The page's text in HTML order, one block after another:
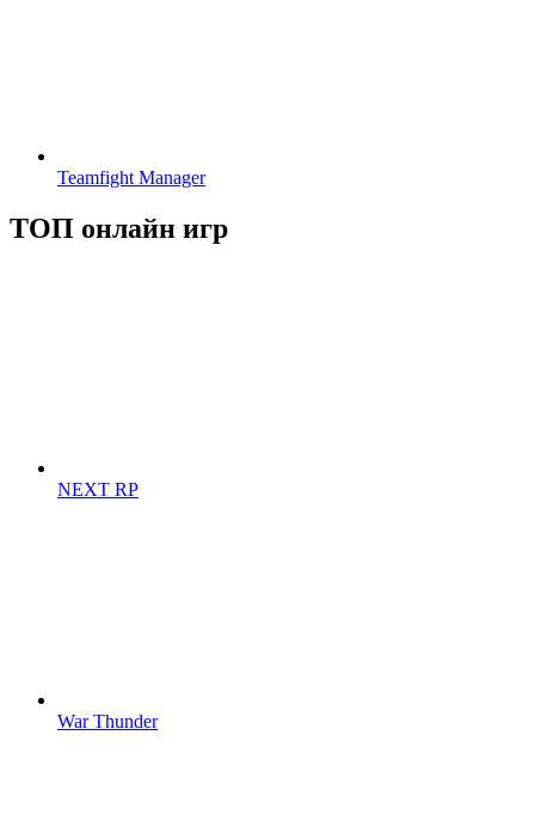
Teamfight Manager
ТОП онлайн игр
NEXT RP
War Thunder